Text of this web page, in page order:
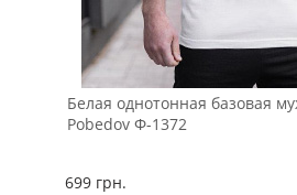
Белая однотонная базовая
Pobedov Ф-1372
699 грн.